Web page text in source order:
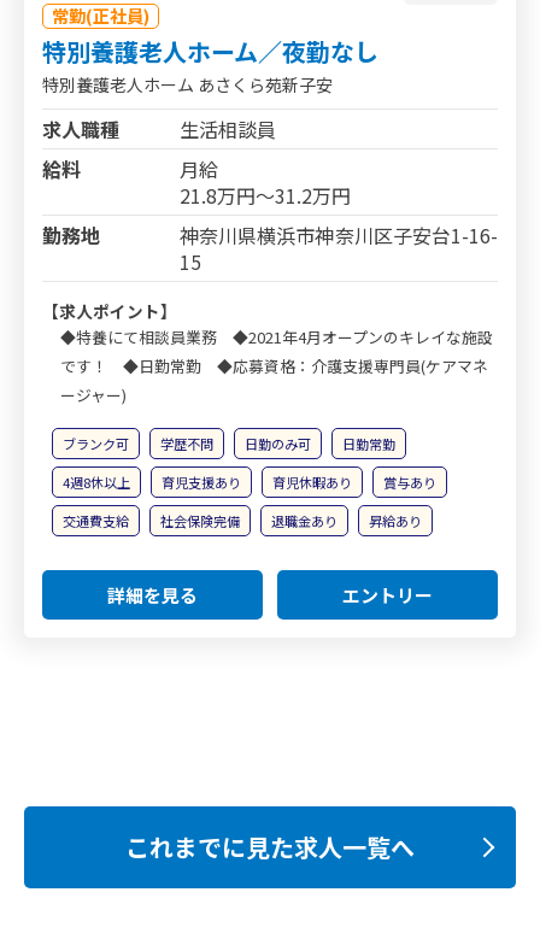
常勤(正社員)
特別養護老人ホーム／夜勤なし
特別養護老人ホーム あさくら苑新子安
求人職種
生活相談員
給料
月給
21.8万円～31.2万円
勤務地
神奈川県横浜市神奈川区子安台1-16-
15
【求人ポイント】
◆特養にて相談員業務 ◆2021年4月オープンのキレイな施設
です！ ◆日勤常勤 ◆応募資格：介護支援専門員(ケアマネ
ージャー)
ブランク可 学歴不問 日勤のみ可
日勤常勤
4週8休以上
育児支援あり 育児休暇あり
賞与あり
交通費支給
社会保険完備 退職金あり 昇給あり
詳細を見る エントリー
これまでに見た求人一覧へ